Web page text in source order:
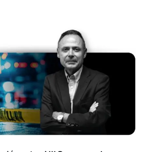
entrevista al psicólogo